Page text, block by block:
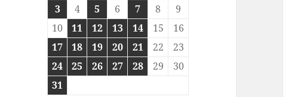
3
4 5 6 7 8
9
10
11 12 13 14 15
16
17
18 19 20 21 22
23
24
25 26 27 28 29
30
31